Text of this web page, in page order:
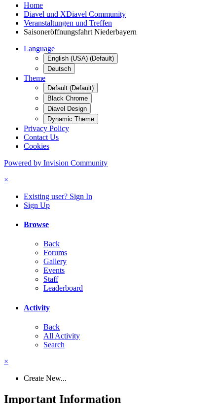
Home
Diavel und XDiavel Community
Veranstaltungen und Treffen
Saisoneröffnungsfahrt Niederbayern
Language
English (USA) (Default)
Deutsch
Theme
Default (Default)
Black Chrome
Diavel Design
Dynamic Theme
Privacy Policy
Contact Us
Cookies
Powered by Invision Community
×
Existing user? Sign In
Sign Up
Browse
Back
Forums
Gallery
Events
Staff
Leaderboard
Activity
Back
All Activity
Search
×
Create New...
Important Information